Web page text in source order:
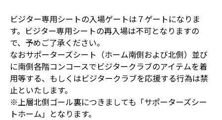
ビジター専用シートの入場ゲートは７ゲートになりま
す。ビジター専用シートの再入場は不可となりますの
で、予めご了承ください。
なおサポーターズシート（ホーム南側および北側）並び
に南側各階コンコースでビジタークラブのアイテムを着
用等する、もしくはビジタークラブを応援する行為は禁
止といたします。
※上層北側ゴール裏につきましても「サポーターズシー
トホーム」となります。